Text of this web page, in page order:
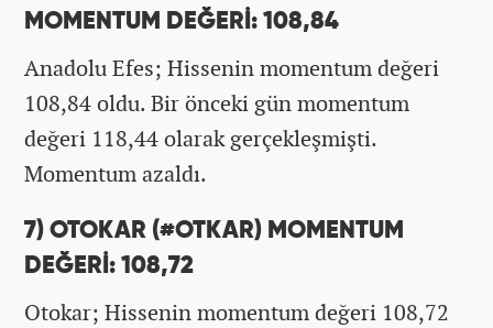
MOMENTUM DEĞERİ: 108,84
Anadolu Efes; Hissenin momentum değeri
108,84 oldu. Bir önceki gün momentum
değeri 118,44 olarak gerçekleşmişti.
Momentum azaldı.
7) OTOKAR (#OTKAR) MOMENTUM
DEĞERİ: 108,72
Otokar; Hissenin momentum değeri 108,72